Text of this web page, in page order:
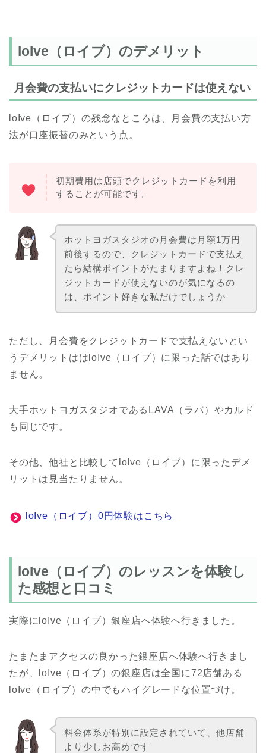
loIve（ロイブ）のデメリット
月会費の支払いにクレジットカードは使えない
loIve（ロイブ）の残念なところは、月会費の支払い方
法が口座振替のみという点。
初期費用は店頭でクレジットカードを利用
することが可能です。
ホットヨガスタジオの月会費は月額1万円
前後するので、クレジットカードで支払え
たら結構ポイントがたまりますよね！クレ
ジットカードが使えないのが気になるの
は、ポイント好きな私だけでしょうか
ただし、月会費をクレジットカードで支払えないとい
うデメリットははloIve（ロイブ）に限った話ではあり
ません。
大手ホットヨガスタジオであるLAVA（ラバ）やカルド
も同じです。
その他、他社と比較してloIve（ロイブ）に限ったデメ
リットは見当たりません。
loIve（ロイブ）0円体験はこちら
loIve（ロイブ）のレッスンを体験し
た感想と口コミ
実際にloIve（ロイブ）銀座店へ体験へ行きました。
たまたまアクセスの良かった銀座店へ体験へ行きまし
たが、loIve（ロイブ）の銀座店は全国に72店舗ある
loIve（ロイブ）の中でもハイグレードな位置づけ。
料金体系が特別に設定されていて、他店舗
より少しお高めです